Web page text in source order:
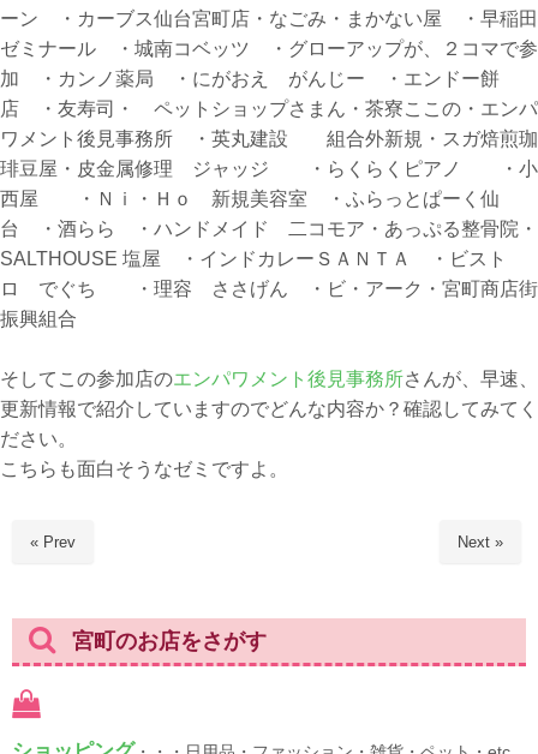
ーン ・カーブス仙台宮町店・なごみ・まかない屋 ・早稲田
ゼミナール ・城南コベッツ ・グローアップが、２コマで参
加 ・カンノ薬局 ・にがおえ がんじー ・エンドー餅
店 ・友寿司・ ペットショップさまん・茶寮ここの・エンパ
ワメント後見事務所 ・英丸建設 組合外新規・スガ焙煎珈
琲豆屋・皮金属修理 ジャッジ ・らくらくピアノ ・小
西屋 ・Ｎｉ・Ｈｏ 新規美容室 ・ふらっとぱーく仙
台 ・酒らら ・ハンドメイド 二コモア・あっぷる整骨院・
SALTHOUSE 塩屋 ・インドカレーＳＡＮＴＡ ・ビスト
ロ でぐち ・理容 ささげん ・ビ・アーク・宮町商店街
振興組合
そしてこの参加店のエンパワメント後見事務所さんが、早速、
更新情報で紹介していますのでどんな内容か？確認してみてく
ださい。
こちらも面白そうなゼミですよ。
« Prev Next »
宮町のお店をさがす